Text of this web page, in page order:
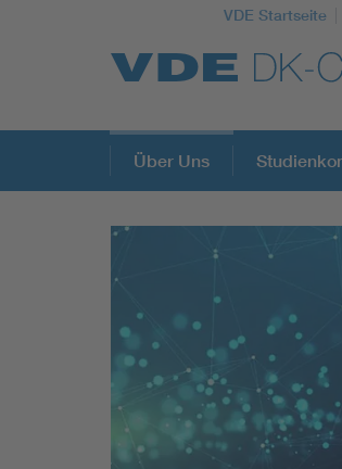
VDE Startseite
Top Themen
Fokusthemen
Energy
AI & Digital Trust
Health
Über Uns